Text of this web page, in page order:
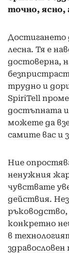
точно, ясно,
Достигането
лесна. Тя е
достоверна,
трудно и
SpiriTell
достъпната
можете да
самите вас и
Ние
ненужния
чувствате
действия.
ръководство,
конкретно
в